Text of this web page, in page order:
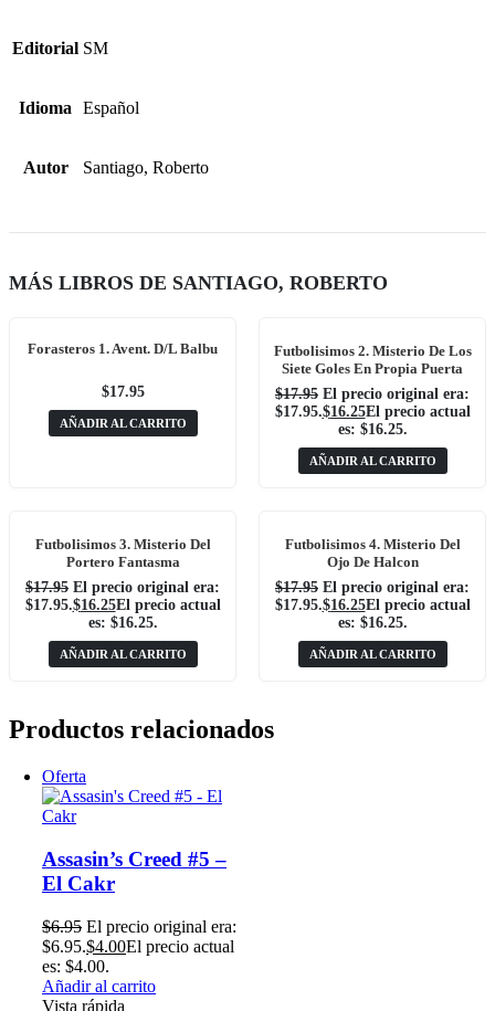
Editorial SM
Idioma Español
Autor Santiago, Roberto
MÁS LIBROS DE SANTIAGO, ROBERTO
Forasteros 1. Avent. D/L Balbu
$17.95
AÑADIR AL CARRITO
Futbolisimos 2. Misterio De Los
Siete Goles En Propia Puerta
$17.95 El precio original era:
$17.95.$16.25El precio actual
es: $16.25.
AÑADIR AL CARRITO
Futbolisimos 3. Misterio Del
Portero Fantasma
$17.95 El precio original era:
$17.95.$16.25El precio actual
es: $16.25.
AÑADIR AL CARRITO
Futbolisimos 4. Misterio Del
Ojo De Halcon
$17.95 El precio original era:
$17.95.$16.25El precio actual
es: $16.25.
AÑADIR AL CARRITO
Productos relacionados